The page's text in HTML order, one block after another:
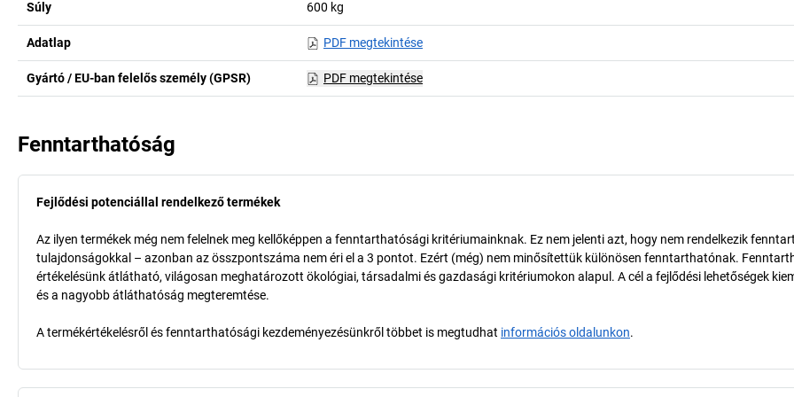
Súly 600 kg
Adatlap PDF megtekintése
Gyártó / EU-ban felelős személy (GPSR) PDF megtekintése
Fenntarthatóság
Fejlődési potenciállal rendelkező termékek
Az ilyen termékek még nem felelnek meg kellőképpen a fenntarthatósági kritériumainknak. Ez nem jelenti azt, hogy nem rendelkezik
tulajdonságokkal – azonban az összpontszáma nem éri el a 3 pontot. Ezért (még) nem minősítettük különösen fenntarthatónak.
értékelésünk átlátható, világosan meghatározott ökológiai, társadalmi és gazdasági kritériumokon alapul. A cél a fejlődési lehetőségek
és a nagyobb átláthatóság megteremtése.
A termékértékelésről és fenntarthatósági kezdeményezésünkről többet is megtudhat információs oldalunkon.